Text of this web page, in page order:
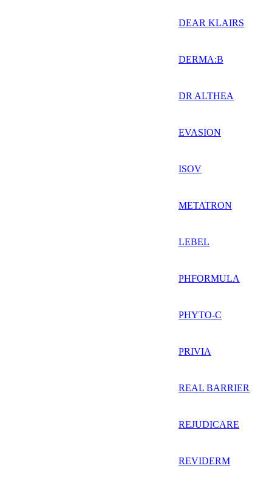
DEAR KLAIRS
DERMA:B
DR ALTHEA
EVASION
ISOV
METATRON
LEBEL
PHFORMULA
PHYTO-C
PRIVIA
REAL BARRIER
REJUDICARE
REVIDERM